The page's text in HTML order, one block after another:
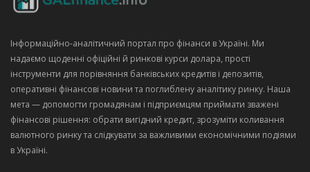
Інформаційно‑аналітичний портал про фінанси в Україні. Ми
надаємо щоденні офіційні й ринкові курси долара, прості
інструменти для порівняння банківських кредитів і депозитів,
оперативні фінансові новини та поглиблену аналітику ринку. Наша
мета — допомогти громадянам і підприємцям приймати зважені
фінансові рішення: обрати вигідний кредит, зрозуміти коливання
валютного ринку та слідкувати за важливими економічними подіями
в Україні.